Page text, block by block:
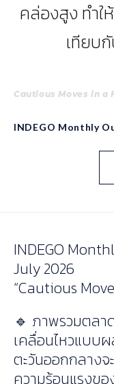
คล่องสูง ทำ
เทียบ
Cautious Moves in a
INDEGO Monthly
INDEGO
July 2026
“Cautious
🔹 ภาพรวมตลา
เคลื่อนไหวแบบ
ตะวันออกกลาง
ความร้อนแรงข